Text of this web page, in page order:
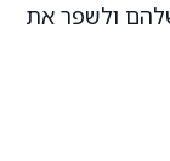
ולשפר את